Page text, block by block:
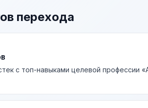
перехода
с топ-навыками целевой профессии